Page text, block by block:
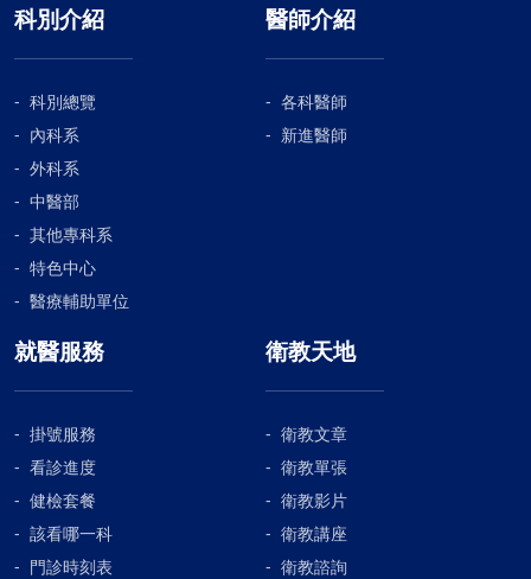
科別介紹
科別總覽
內科系
外科系
中醫部
其他專科系
特色中心
醫療輔助單位
醫師介紹
各科醫師
新進醫師
就醫服務
掛號服務
看診進度
健檢套餐
該看哪一科
門診時刻表
衛教天地
衛教文章
衛教單張
衛教影片
衛教講座
衛教諮詢